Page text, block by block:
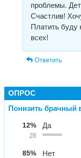
проблемы.
Счастлив!
Платить буду
всех!
Ответить
ОПРОС
Понизить брачный
12%
28
Да
85% Нет